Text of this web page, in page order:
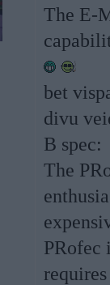
The E-
bet
divu
B spec:
The
PRofec